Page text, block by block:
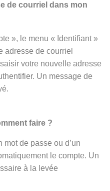
de courriel dans mon
», le menu « Identifiant »
adresse de courriel
votre nouvelle adresse
Un message de
faire ?
mot de passe ou d’un
le compte. Un
à la levée